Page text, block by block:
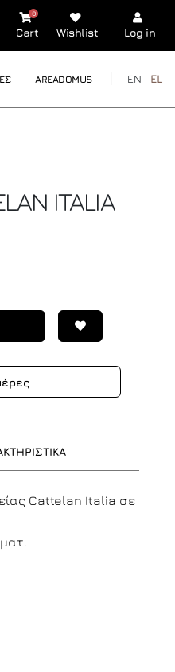
Cart
0
Wishlist Log in
AREADOMUS EN | EL
ITALIA
Cattelan Italia σε